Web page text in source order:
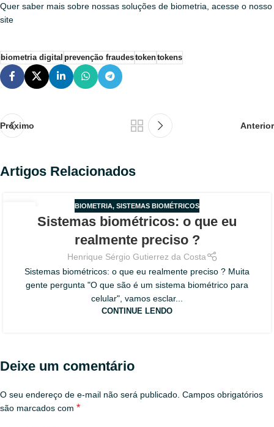
Quer saber mais sobre nossas soluções de biometria, acesse o nosso
site
biometria digital prevenção fraudestokentokens
Próximo Anterior
Artigos Relacionados
BIOMETRIA, SISTEMAS BIOMÉTRICOS
Sistemas biométricos: o que eu
realmente preciso ?
Henrique Sérgio Gutierrez da Costa
Sistemas biométricos: o que eu realmente preciso ? Muita
gente pergunta "O que são é um sistema biométrico para
celular", vamos esclar...
CONTINUE LENDO
Deixe um comentário
O seu endereço de e-mail não será publicado. Campos obrigatórios
são marcados com *